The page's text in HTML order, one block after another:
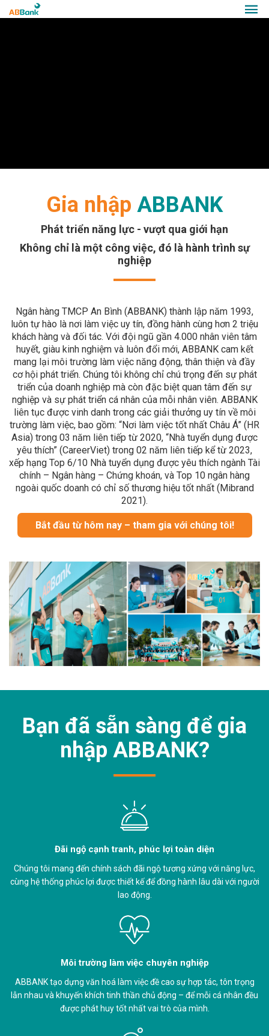
Gia nhập ABBANK
Phát triển năng lực - vượt qua giới hạn
Không chỉ là một công việc, đó là hành trình sự
nghiệp
Ngân hàng TMCP An Bình (ABBANK) thành lập năm 1993,
luôn tự hào là nơi làm việc uy tín, đồng hành cùng hơn 2 triệu
khách hàng và đối tác. Với đội ngũ gần 4.000 nhân viên tâm
huyết, giàu kinh nghiệm và luôn đổi mới, ABBANK cam kết
mang lại môi trường làm việc năng động, thân thiện và đầy
cơ hội phát triển. Chúng tôi không chỉ chú trọng đến sự phát
triển của doanh nghiệp mà còn đặc biệt quan tâm đến sự
nghiệp và sự phát triển cá nhân của mỗi nhân viên. ABBANK
liên tục được vinh danh trong các giải thưởng uy tín về môi
trường làm việc, bao gồm: “Nơi làm việc tốt nhất Châu Á” (HR
Asia) trong 03 năm liên tiếp từ 2020, “Nhà tuyển dụng được
yêu thích” (CareerViet) trong 02 năm liên tiếp kể từ 2023,
xếp hạng Top 6/10 Nhà tuyển dụng được yêu thích ngành Tài
chính – Ngân hàng – Chứng khoán, và Top 10 ngân hàng
ngoài quốc doanh có chỉ số thương hiệu tốt nhất (Mibrand
2021).
Bắt đầu từ hôm nay – tham gia với chúng tôi!
Bạn đã sẵn sàng để gia
nhập ABBANK?
Đãi ngộ cạnh tranh, phúc lợi toàn diện
Chúng tôi mang đến chính sách đãi ngộ tương xứng với năng lực,
cùng hệ thống phúc lợi được thiết kế để đồng hành lâu dài với người
lao động.
Môi trường làm việc chuyên nghiệp
ABBANK tạo dựng văn hoá làm việc đề cao sự hợp tác, tôn trọng
lẫn nhau và khuyến khích tinh thần chủ động – để mỗi cá nhân đều
được phát huy tốt nhất vai trò của mình.